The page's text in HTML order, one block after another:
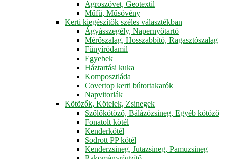
Agroszövet, Geotextil
Műfű, Műsövény
Kerti kiegészítők széles választékban
Ágyásszegély, Napernyőtartó
Mérőszalag, Hosszabbító, Ragasztószalag
Fűnyíródamil
Egyebek
Háztartási kuka
Komposztláda
Covertop kerti bútortakarók
Napvitorlák
Kötözők, Kötelek, Zsinegek
Szőlőkötöző, Bálázózsineg, Egyéb kötöző
Fonatolt kötél
Kenderkötél
Sodrott PP kötél
Kenderzsineg, Jutazsineg, Pamuzsineg